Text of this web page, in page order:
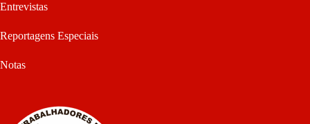
Entrevistas
Reportagens Especiais
Notas